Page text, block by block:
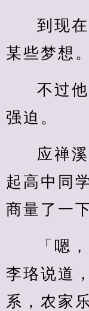
到现
某些梦想。
不过
强迫。
应禅
起高中同
商量了一下
「嗯
李珞说道
系，农家